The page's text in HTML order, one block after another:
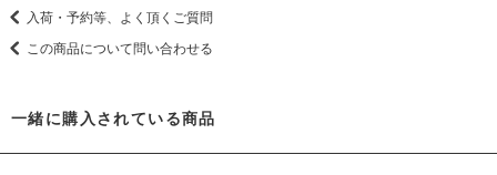
入荷・予約等、よく頂くご質問
この商品について問い合わせる
一緒に購入されている商品